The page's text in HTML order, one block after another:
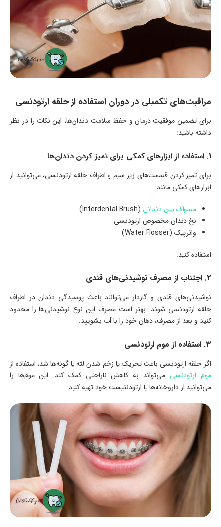
مراقبت‌های تکمیلی در دوران استفاده از حلقه ارتودنسی
برای تضمین موفقیت درمان و حفظ سلامت دندان‌ها، این نکات را در نظر
داشته باشید:
1. استفاده از ابزارهای کمکی برای تمیز کردن دندان‌ها
برای تمیز کردن قسمت‌های زیر سیم و اطراف حلقه ارتودنسی، می‌توانید از
ابزارهای کمکی مانند:
مسواک بین دندانی (Interdental Brush)
نخ دندان مخصوص ارتودنسی
واترپیک (Water Flosser)
استفاده کنید.
2. اجتناب از مصرف نوشیدنی‌های قندی
نوشیدنی‌های قندی و گازدار می‌توانند باعث پوسیدگی دندان در اطراف
حلقه ارتودنسی شوند. بهتر است مصرف این نوع نوشیدنی‌ها را محدود
کنید و بعد از مصرف، دهان خود را با آب بشویید.
3. استفاده از موم ارتودنسی
اگر حلقه ارتودنسی باعث تحریک یا زخم شدن لثه یا گونه‌ها شد، استفاده از
موم ارتودنسی می‌تواند به کاهش ناراحتی کمک کند. این موم‌ها را
می‌توانید از داروخانه‌ها یا ارتودنتیست خود تهیه کنید.